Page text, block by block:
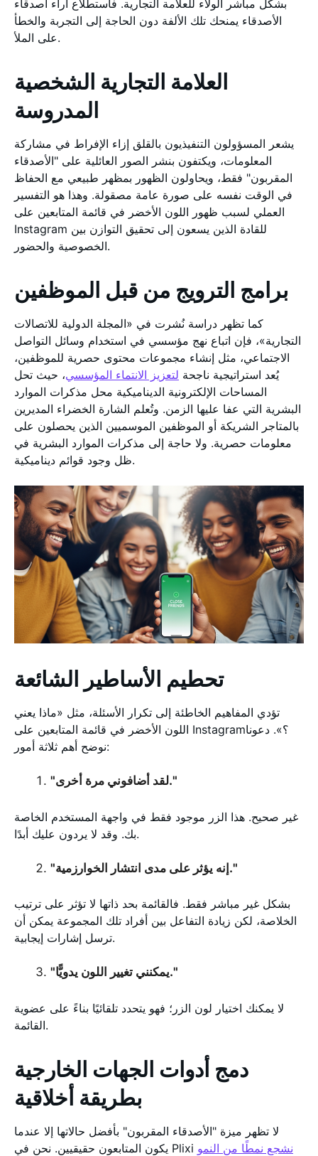
بشكل مباشر الولاء للعلامة التجارية. فاستطلاع آراء أصدقاء
الأصدقاء يمنحك تلك الألفة دون الحاجة إلى التجربة والخطأ
على الملأ.
العلامة التجارية الشخصية
المدروسة
يشعر المسؤولون التنفيذيون بالقلق إزاء الإفراط في مشاركة
المعلومات، ويكتفون بنشر الصور العائلية على "الأصدقاء
المقربون" فقط، ويحاولون الظهور بمظهر طبيعي مع الحفاظ
في الوقت نفسه على صورة عامة مصقولة. وهذا هو التفسير
العملي لسبب ظهور اللون الأخضر في قائمة المتابعين على
Instagram للقادة الذين يسعون إلى تحقيق التوازن بين
الخصوصية والحضور.
برامج الترويج من قبل الموظفين
كما تظهر دراسة نُشرت في «المجلة الدولية للاتصالات
التجارية»، فإن اتباع نهج مؤسسي في استخدام وسائل التواصل
الاجتماعي، مثل إنشاء مجموعات محتوى حصرية للموظفين،
يُعد استراتيجية ناجحة لتعزيز الانتماء المؤسسي، حيث تحل
المساحات الإلكترونية الديناميكية محل مذكرات الموارد
البشرية التي عفا عليها الزمن. وتُعلم الشارة الخضراء المديرين
بالمتاجر الشريكة أو الموظفين الموسميين الذين يحصلون على
معلومات حصرية. ولا حاجة إلى مذكرات الموارد البشرية في
ظل وجود قوائم ديناميكية.
تحطيم الأساطير الشائعة
تؤدي المفاهيم الخاطئة إلى تكرار الأسئلة، مثل «ماذا يعني
اللون الأخضر في قائمة المتابعين على Instagram؟». دعونا
نوضح أهم ثلاثة أمور:
"لقد أضافوني مرة أخرى."
غير صحيح. هذا الزر موجود فقط في واجهة المستخدم الخاصة
بك. وقد لا يردون عليك أبدًا.
"إنه يؤثر على مدى انتشار الخوارزمية."
بشكل غير مباشر فقط. فالقائمة بحد ذاتها لا تؤثر على ترتيب
الخلاصة، لكن زيادة التفاعل بين أفراد تلك المجموعة يمكن أن
ترسل إشارات إيجابية.
"يمكنني تغيير اللون يدويًّا."
لا يمكنك اختيار لون الزر؛ فهو يتحدد تلقائيًا بناءً على عضوية
القائمة.
دمج أدوات الجهات الخارجية
بطريقة أخلاقية
لا تظهر ميزة "الأصدقاء المقربون" بأفضل حالاتها إلا عندما
يكون المتابعون حقيقيين. نحن في Plixi نشجع نمطًا من النمو